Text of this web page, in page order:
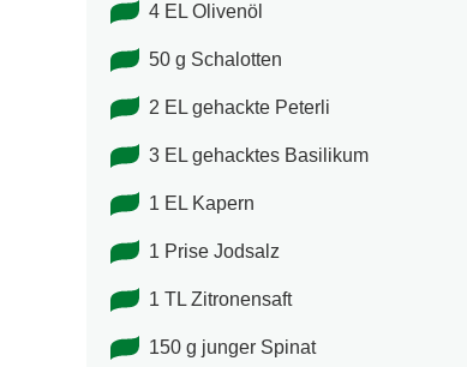
4 EL Olivenöl
50 g Schalotten
2 EL gehackte Peterli
3 EL gehacktes Basilikum
1 EL Kapern
1 Prise Jodsalz
1 TL Zitronensaft
150 g junger Spinat